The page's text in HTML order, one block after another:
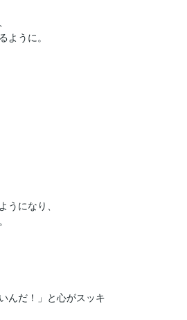
ように。
になり、
んだ！」と心がスッキ